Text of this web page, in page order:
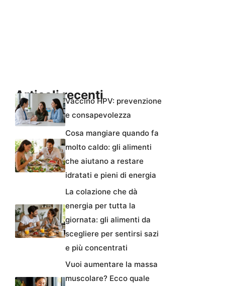
Articoli recentiVaccino HPV: prevenzione
e consapevolezza
Cosa mangiare quando fa
molto caldo: gli alimenti
che aiutano a restare
idratati e pieni di energia
La colazione che dà
energia per tutta la
giornata: gli alimenti da
scegliere per sentirsi sazi
e più concentrati
Vuoi aumentare la massa
muscolare? Ecco quale